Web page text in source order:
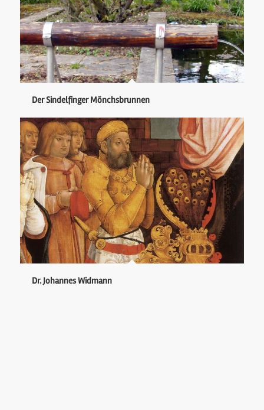
Der Sindelfinger Mönchsbrunnen
Dr. Johannes Widmann